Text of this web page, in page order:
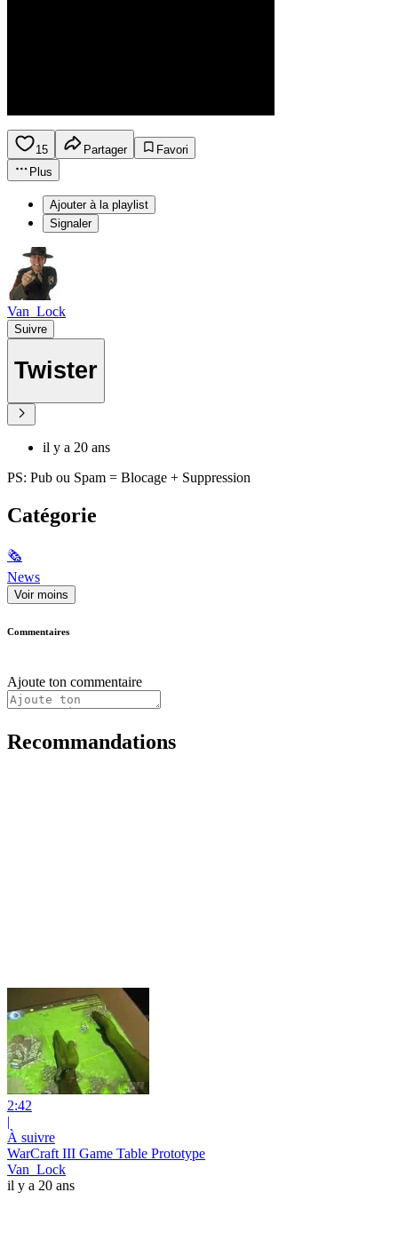
15 Partager
Favori
Plus
Ajouter à la playlist
Signaler
Van_Lock
Suivre
Twister
il y a 20 ans
PS: Pub ou Spam = Blocage + Suppression
Catégorie
🗞
News
Voir moins
Commentaires
Ajoute ton commentaire
Recommandations
2:42
|
À suivre
WarCraft III Game Table Prototype
Van_Lock
il y a 20 ans